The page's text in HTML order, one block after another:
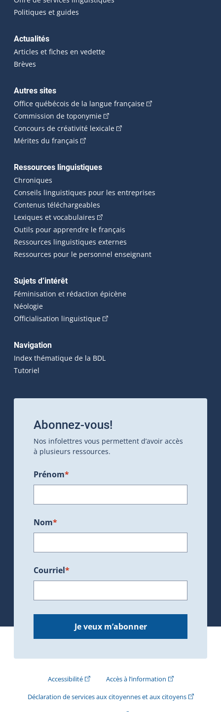
Politiques et guides
Actualités
Articles et fiches en vedette
Brèves
Autres sites
Office québécois de la langue française(Cet hyperlien
Commission de toponymie(Cet hyperlien externe s'ouvrira
Concours de créativité lexicale(Cet hyperlien externe
Mérites du français (Cet hyperlien externe s'ouvrira dans une
Ressources linguistiques
Chroniques
Conseils linguistiques pour les entreprises
Contenus téléchargeables
Lexiques et vocabulaires (Cet hyperlien externe s'ouvrira
Outils pour apprendre le français
Ressources linguistiques externes
Ressources pour le personnel enseignant
Sujets d’intérêt
Féminisation et rédaction épicène
Néologie
Officialisation linguistique(Cet hyperlien externe s'ouvrira
Navigation
Index thématique de la BDL
Tutoriel
Abonnez-vous!
Nos infolettres vous permettent d’avoir accès
à plusieurs ressources.
Prénom*
Nom*
Courriel*
Je veux m’abonner
Accessibilité(Cet hyperlien externe s'ouvrira dans une
Accès à l’information(Cet hyperlien
Déclaration de services aux citoyennes et aux citoyens(Cet